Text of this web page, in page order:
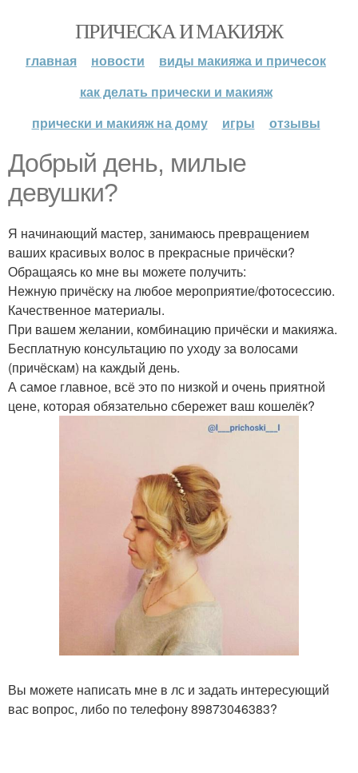
ПРИЧЕСКА И МАКИЯЖ
главная новости
виды макияжа и причесок
как делать прически и макияж
прически и макияж на дому
игры отзывы
Добрый день, милые
девушки?
Я начинающий мастер, занимаюсь превращением
ваших красивых волос в прекрасные причёски?
Обращаясь ко мне вы можете получить:
Нежную причёску на любое мероприятие/фотосессию.
Качественное материалы.
При вашем желании, комбинацию причёски и макияжа.
Бесплатную консультацию по уходу за волосами
(причёскам) на каждый день.
А самое главное, всё это по низкой и очень приятной
цене, которая обязательно сбережет ваш кошелёк?
Вы можете написать мне в лс и задать интересующий
вас вопрос, либо по телефону 89873046383?